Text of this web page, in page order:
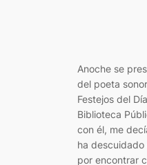
Anoche se
del poeta
Festejos del
Biblioteca
con él, me
ha
por encontrar